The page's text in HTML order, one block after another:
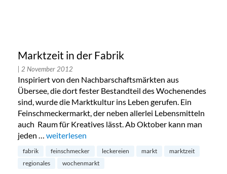
Marktzeit in der Fabrik
| 2 November 2012
Inspiriert von den Nachbarschaftsmärkten aus
Übersee, die dort fester Bestandteil des Wochenendes
sind, wurde die Marktkultur ins Leben gerufen. Ein
Feinschmeckermarkt, der neben allerlei Lebensmitteln
auch Raum für Kreatives lässt. Ab Oktober kann man
jeden … „Marktzeit in der Fabrik“
weiterlesen
fabrik feinschmecker leckereien markt
marktzeit
regionales
wochenmarkt